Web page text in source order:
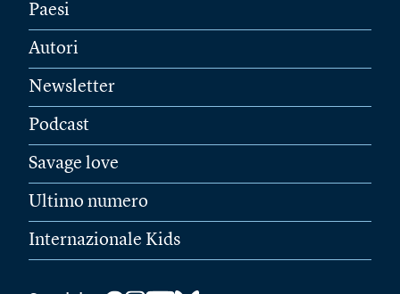
Paesi
Autori
Newsletter
Podcast
Savage love
Ultimo numero
Internazionale Kids